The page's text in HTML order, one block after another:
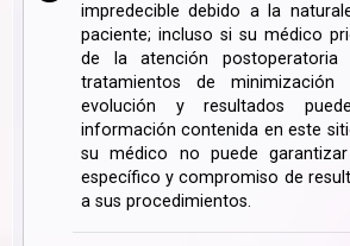
impredecible debido a la
paciente; incluso si su médico
de la atención
tratamientos de
evolución y resultados
información contenida en este
su médico no puede
específico y compromiso de
a sus procedimientos.